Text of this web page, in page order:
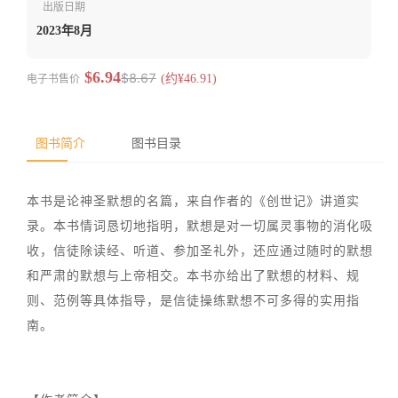
出版日期
2023年8月
电子书售价 $6.94$8.67 (约¥46.91)
图书简介 图书目录
本书是论神圣默想的名篇，来自作者的《创世记》讲道实
录。本书情词恳切地指明，默想是对一切属灵事物的消化吸
收，信徒除读经、听道、参加圣礼外，还应通过随时的默想
和严肃的默想与上帝相交。本书亦给出了默想的材料、规
则、范例等具体指导，是信徒操练默想不可多得的实用指
南。